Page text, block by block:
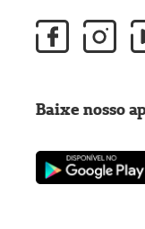
Baixe nosso